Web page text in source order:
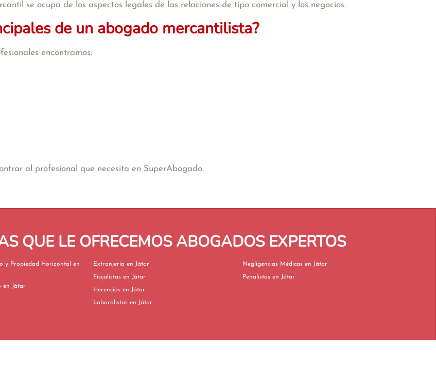
se ocupa de los aspectos legales de las relaciones de tipo comercial y los negocios.
de un abogado mercantilista?
encontramos:
al profesional que necesita en SuperAbogado.
QUE LE OFRECEMOS ABOGADOS EXPERTOS
Propiedad Horizontal en
Derecho Urbanístico en Játar
Extranjería en Játar
Fiscalistas en Játar
Herencias en Játar
Laboralistas en Játar
Negligencias Médicas en Játar
Penalistas en Játar